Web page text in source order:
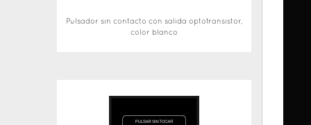
Pulsador sin contacto con salida optotransistor,
color blanco